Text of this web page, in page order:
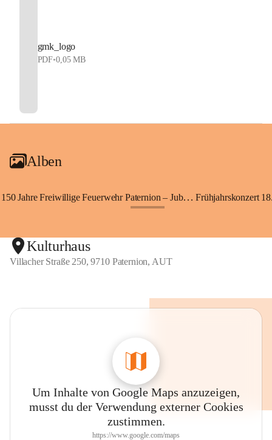
gmk_logo
PDF•0,05 MB
Alben
150 Jahre Freiwillige Feuerwehr Paternion – Jubiläumsfest Frühjahrskonzert
Kulturhaus
Villacher Straße 250, 9710 Paternion, AUT
Um Inhalte von Google Maps anzuzeigen,
musst du der Verwendung externer Cookies
zustimmen.
https://www.google.com/maps